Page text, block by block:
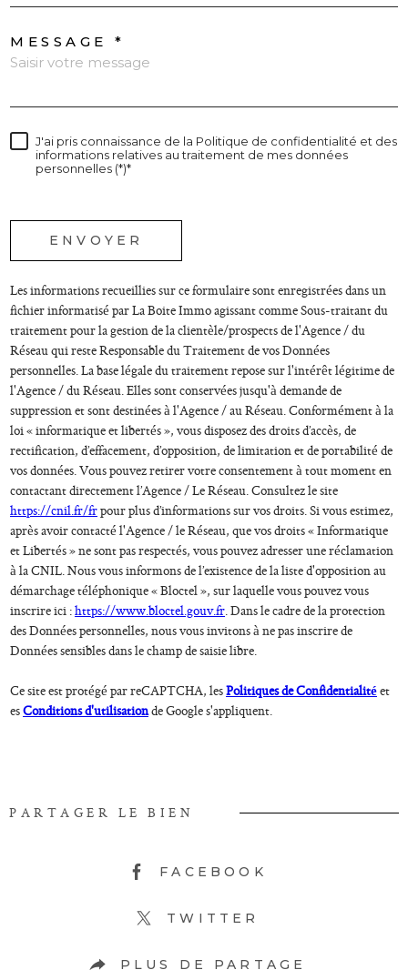
MESSAGE *
J'ai pris connaissance de la Politique de confidentialité et des
informations relatives au traitement de mes données
personnelles (*)*
ENVOYER
Les informations recueillies sur ce formulaire sont enregistrées dans un
fichier informatisé par La Boite Immo agissant comme Sous-traitant du
traitement pour la gestion de la clientèle/prospects de l'Agence / du
Réseau qui reste Responsable du Traitement de vos Données
personnelles. La base légale du traitement repose sur l'intérêt légitime de
l'Agence / du Réseau. Elles sont conservées jusqu'à demande de
suppression et sont destinées à l'Agence / au Réseau. Conformément à la
loi « informatique et libertés », vous disposez des droits d’accès, de
rectification, d’effacement, d’opposition, de limitation et de portabilité de
vos données. Vous pouvez retirer votre consentement à tout moment en
contactant directement l’Agence / Le Réseau. Consultez le site
https://cnil.fr/frpour plus d’informations sur vos droits. Si vous estimez,
après avoir contacté l'Agence / le Réseau, que vos droits « Informatique
et Libertés » ne sont pas respectés, vous pouvez adresser une réclamation
à la CNIL. Nous vous informons de l’existence de la liste d'opposition au
démarchage téléphonique « Bloctel », sur laquelle vous pouvez vous
inscrire ici :https://www.bloctel.gouv.fr . Dans le cadre de la protection
des Données personnelles, nous vous invitons à ne pas inscrire de
Données sensibles dans le champ de saisie libre.
Ce site est protégé par reCAPTCHA, lesPolitiques de Confidentialitéet
esConditions d'utilisationde Google s'appliquent.
PARTAGER LE BIEN
FACEBOOK
TWITTER
PLUS DE PARTAGE